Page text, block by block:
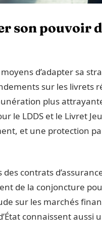
son pouvoir
d’adapter sa
sur les livrets
plus
le LDDS et le Livret
et une protection
contrats
de la conjoncture
sur les marchés
connaissent aussi